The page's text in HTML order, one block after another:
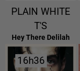
PLAIN WHITE
T'S
Hey There Delilah
16h36
16h36